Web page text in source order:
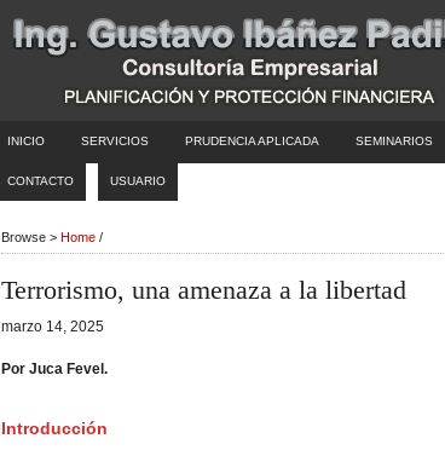
INICIO SERVICIOS PRUDENCIA APLICADA SEMINARIOS
CONTACTO USUARIO
Browse > Home /
Terrorismo, una amenaza a la libertad
marzo 14, 2025
Por Juca Fevel.
Introducción